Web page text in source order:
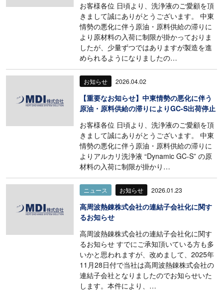
お客様各位 日頃より、洗浄液のご愛顧を頂
きまして誠にありがとうございます。 中東
情勢の悪化に伴う原油・原料供給の滞りに
より原材料の入荷に制限が掛かっておりま
したが、少量ずつではありますが製造を進
められるようになりましたの…
お知らせ 2026.04.02
【重要なお知らせ】中東情勢の悪化に伴う
原油・原料供給の滞りによりGC-S出荷停止
お客様各位 日頃より、洗浄液のご愛顧を頂
きまして誠にありがとうございます。 中東
情勢の悪化に伴う原油・原料供給の滞りに
よりアルカリ洗浄液 “Dynamic GC-S” の原
材料の入荷に制限が掛かり…
ニュース お知らせ 2026.01.23
高周波熱錬株式会社の連結子会社化に関す
るお知らせ
高周波熱錬株式会社の連結子会社化に関す
るお知らせ すでにご承知頂いている方も多
いかと思われますが、改めまして、2025年
11月28日付で当社は高周波熱錬株式会社の
連結子会社となりましたのでお知らせいた
します。本件により、…